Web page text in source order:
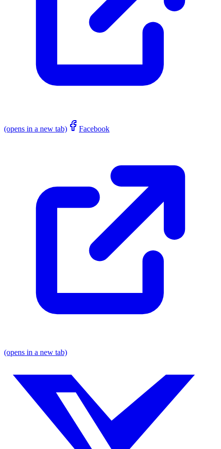
(opens in a new tab) Facebook
(opens in a new tab)